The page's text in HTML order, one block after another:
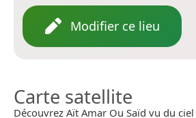
Modifier ce lieu
Carte satellite
Découvrez Aït Amar Ou Saïd vu du